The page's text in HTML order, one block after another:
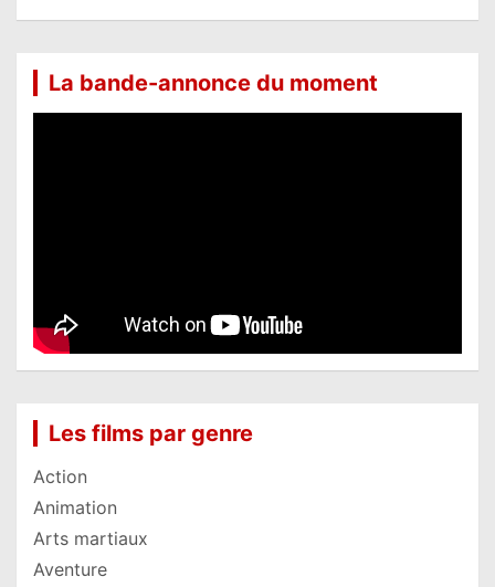
La bande-annonce du moment
Les films par genre
Action
Animation
Arts martiaux
Aventure